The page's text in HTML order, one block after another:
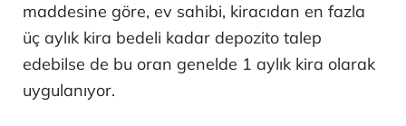
maddesine göre, ev sahibi, kiracıdan en fazla
üç aylık kira bedeli kadar depozito talep
edebilse de bu oran genelde 1 aylık kira olarak
uygulanıyor.